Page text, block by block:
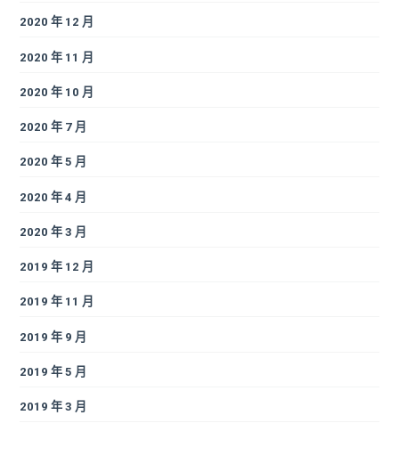
2020 年 12 月
2020 年 11 月
2020 年 10 月
2020 年 7 月
2020 年 5 月
2020 年 4 月
2020 年 3 月
2019 年 12 月
2019 年 11 月
2019 年 9 月
2019 年 5 月
2019 年 3 月